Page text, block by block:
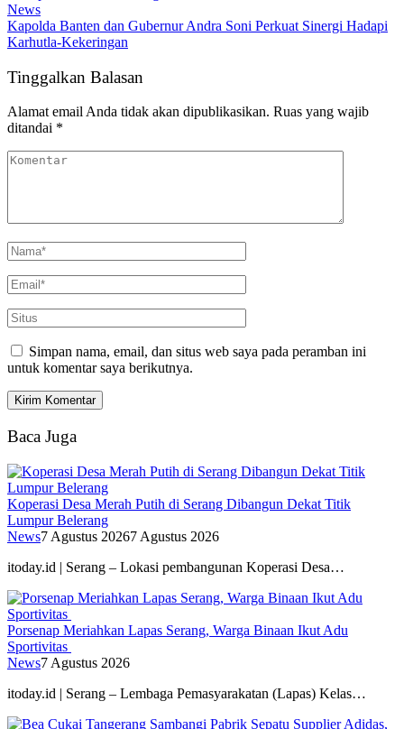
News
Kapolda Banten dan Gubernur Andra Soni Perkuat Sinergi Hadapi
Karhutla-Kekeringan
Tinggalkan Balasan
Alamat email Anda tidak akan dipublikasikan. Ruas yang wajib
ditandai *
Simpan nama, email, dan situs web saya pada peramban ini
untuk komentar saya berikutnya.
Baca Juga
Koperasi Desa Merah Putih di Serang Dibangun Dekat Titik
Lumpur Belerang
News7 Agustus 20267 Agustus 2026
itoday.id | Serang – Lokasi pembangunan Koperasi Desa…
Porsenap Meriahkan Lapas Serang, Warga Binaan Ikut Adu
Sportivitas
News7 Agustus 2026
itoday.id | Serang – Lembaga Pemasyarakatan (Lapas) Kelas…